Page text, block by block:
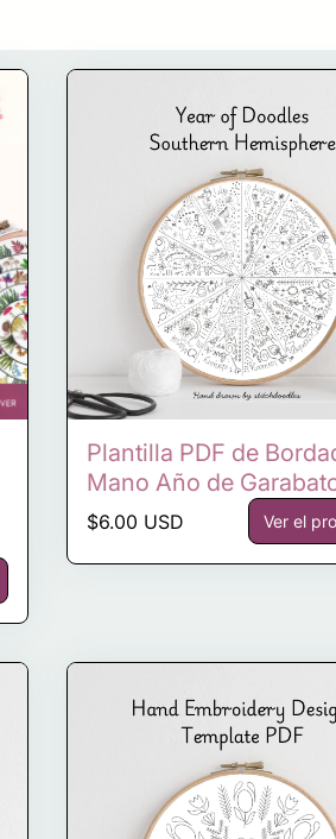
Plantilla PDF de
Mano Año de
Precio normal
$6.00 USD Ver el